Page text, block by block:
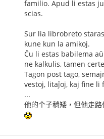
familio. Apud li estas
scias.
Sur lia librobreto
kune kun la amikoj.
Ĉu li estas babilema
ne kalkulis, tamen
Tagon post tago,
vestoj, litaĵoj, kaj fine li
...
他的个子稍矮，但他走